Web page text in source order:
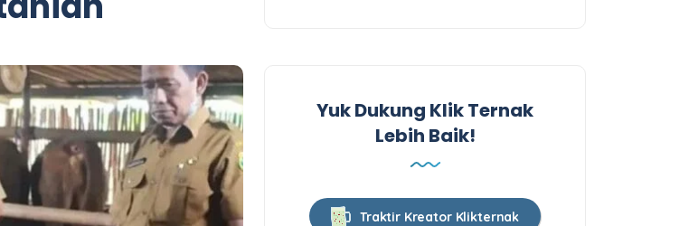
Yuk Dukung Klik Ternak
Lebih Baik!
Traktir Kreator Klikternak